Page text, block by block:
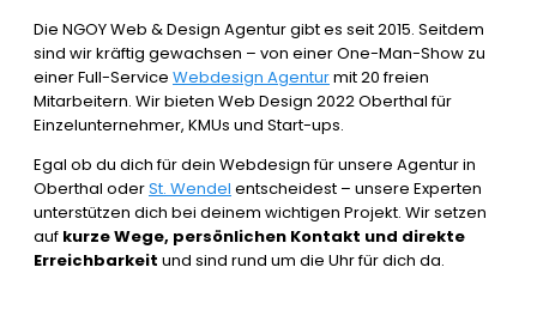
Die NGOY Web & Design Agentur gibt es seit 2015. Seitdem
sind wir kräftig gewachsen – von einer One-Man-Show zu
einer Full-Service Webdesign Agenturmit 20 freien
Mitarbeitern. Wir bieten Web Design 2022 Oberthal für
Einzelunternehmer, KMUs und Start-ups.
Egal ob du dich für dein Webdesign für unsere Agentur in
Oberthal oderSt. Wendel entscheidest – unsere Experten
unterstützen dich bei deinem wichtigen Projekt. Wir setzen
auf kurze Wege, persönlichen Kontakt und direkte
Erreichbarkeit und sind rund um die Uhr für dich da.